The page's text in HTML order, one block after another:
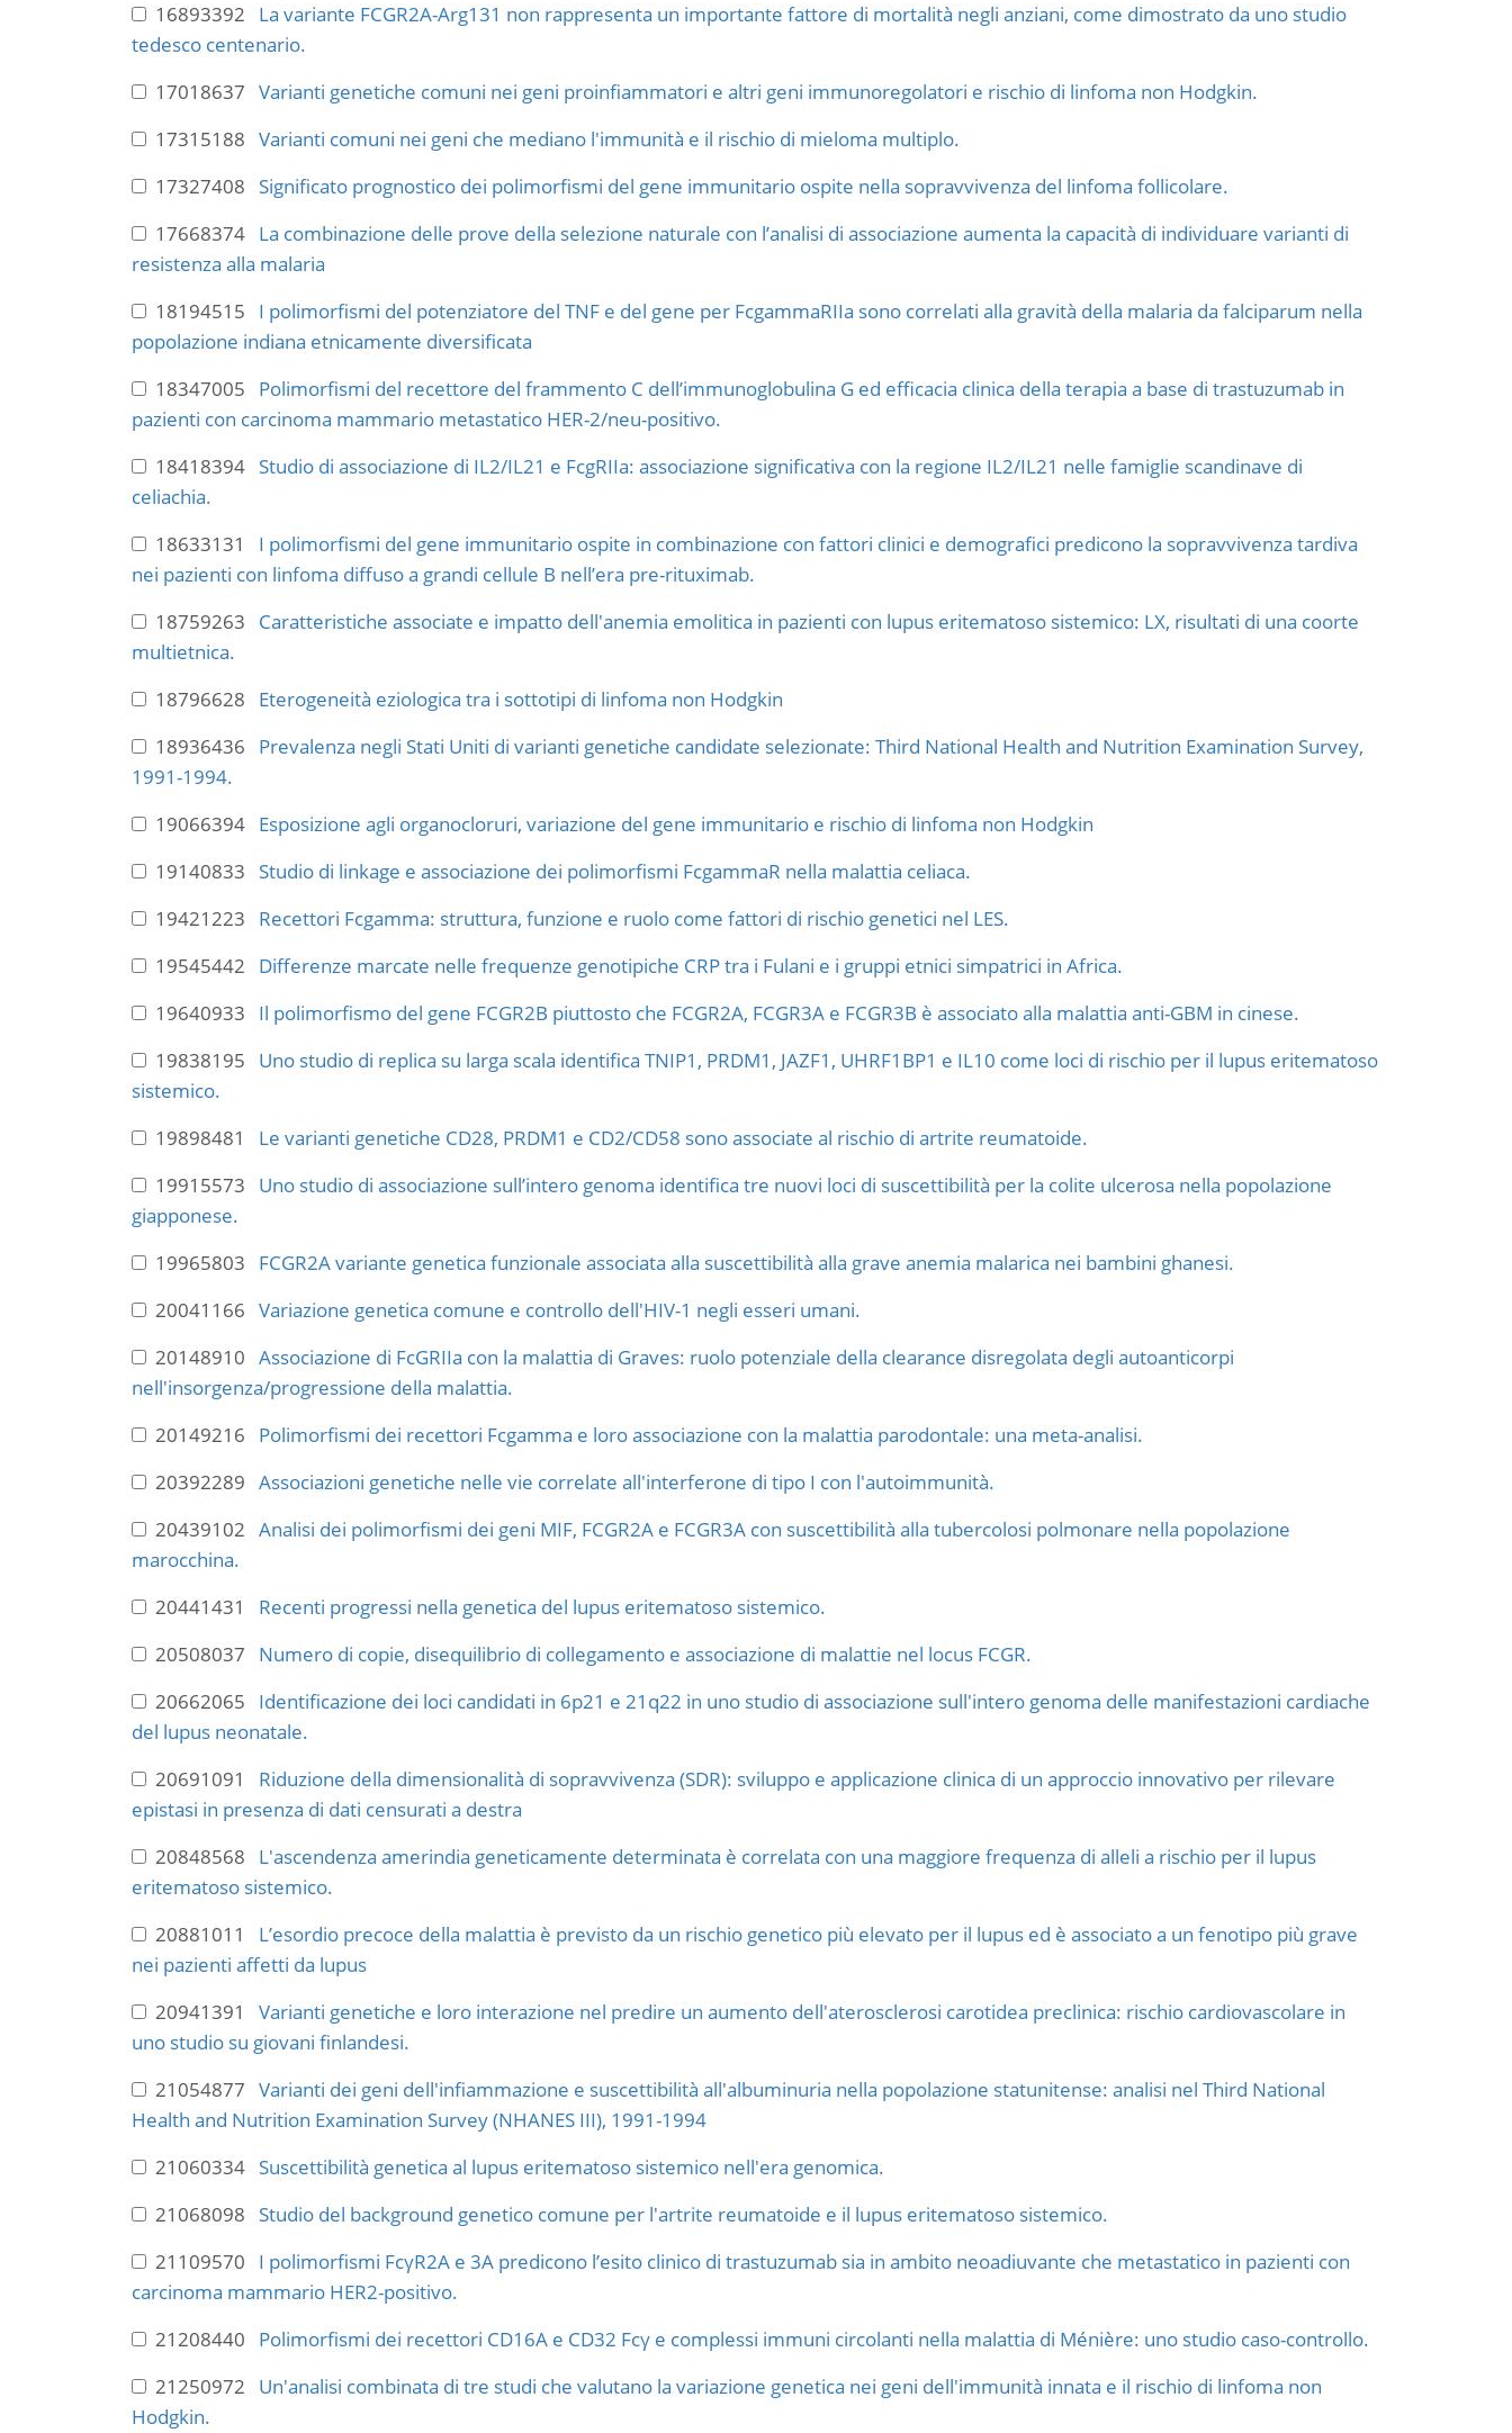
16893392 La variante FCGR2A-Arg131 non rappresenta un importante fattore di mortalità negli anziani, come dimostrato da uno studio
tedesco centenario.
17018637 Varianti genetiche comuni nei geni proinfiammatori e altri geni immunoregolatori e rischio di linfoma non Hodgkin.
17315188 Varianti comuni nei geni che mediano l'immunità e il rischio di mieloma multiplo.
17327408 Significato prognostico dei polimorfismi del gene immunitario ospite nella sopravvivenza del linfoma follicolare.
17668374 La combinazione delle prove della selezione naturale con l’analisi di associazione aumenta la capacità di individuare varianti di
resistenza alla malaria
18194515 I polimorfismi del potenziatore del TNF e del gene per FcgammaRIIa sono correlati alla gravità della malaria da falciparum nella
popolazione indiana etnicamente diversificata
18347005 Polimorfismi del recettore del frammento C dell’immunoglobulina G ed efficacia clinica della terapia a base di trastuzumab in
pazienti con carcinoma mammario metastatico HER-2/neu-positivo.
18418394 Studio di associazione di IL2/IL21 e FcgRIIa: associazione significativa con la regione IL2/IL21 nelle famiglie scandinave di
celiachia.
18633131 I polimorfismi del gene immunitario ospite in combinazione con fattori clinici e demografici predicono la sopravvivenza tardiva
nei pazienti con linfoma diffuso a grandi cellule B nell’era pre-rituximab.
18759263 Caratteristiche associate e impatto dell'anemia emolitica in pazienti con lupus eritematoso sistemico: LX, risultati di una coorte
multietnica.
18796628 Eterogeneità eziologica tra i sottotipi di linfoma non Hodgkin
18936436 Prevalenza negli Stati Uniti di varianti genetiche candidate selezionate: Third National Health and Nutrition Examination Survey,
1991-1994.
19066394 Esposizione agli organocloruri, variazione del gene immunitario e rischio di linfoma non Hodgkin
19140833 Studio di linkage e associazione dei polimorfismi FcgammaR nella malattia celiaca.
19421223 Recettori Fcgamma: struttura, funzione e ruolo come fattori di rischio genetici nel LES.
19545442 Differenze marcate nelle frequenze genotipiche CRP tra i Fulani e i gruppi etnici simpatrici in Africa.
19640933 Il polimorfismo del gene FCGR2B piuttosto che FCGR2A, FCGR3A e FCGR3B è associato alla malattia anti-GBM in cinese.
19838195 Uno studio di replica su larga scala identifica TNIP1, PRDM1, JAZF1, UHRF1BP1 e IL10 come loci di rischio per il lupus eritematoso
sistemico.
19898481 Le varianti genetiche CD28, PRDM1 e CD2/CD58 sono associate al rischio di artrite reumatoide.
19915573 Uno studio di associazione sull’intero genoma identifica tre nuovi loci di suscettibilità per la colite ulcerosa nella popolazione
giapponese.
19965803 FCGR2A variante genetica funzionale associata alla suscettibilità alla grave anemia malarica nei bambini ghanesi.
20041166 Variazione genetica comune e controllo dell'HIV-1 negli esseri umani.
20148910 Associazione di FcGRIIa con la malattia di Graves: ruolo potenziale della clearance disregolata degli autoanticorpi
nell'insorgenza/progressione della malattia.
20149216 Polimorfismi dei recettori Fcgamma e loro associazione con la malattia parodontale: una meta-analisi.
20392289 Associazioni genetiche nelle vie correlate all'interferone di tipo I con l'autoimmunità.
20439102 Analisi dei polimorfismi dei geni MIF, FCGR2A e FCGR3A con suscettibilità alla tubercolosi polmonare nella popolazione
marocchina.
20441431 Recenti progressi nella genetica del lupus eritematoso sistemico.
20508037 Numero di copie, disequilibrio di collegamento e associazione di malattie nel locus FCGR.
20662065 Identificazione dei loci candidati in 6p21 e 21q22 in uno studio di associazione sull'intero genoma delle manifestazioni cardiache
del lupus neonatale.
20691091 Riduzione della dimensionalità di sopravvivenza (SDR): sviluppo e applicazione clinica di un approccio innovativo per rilevare
epistasi in presenza di dati censurati a destra
20848568 L'ascendenza amerindia geneticamente determinata è correlata con una maggiore frequenza di alleli a rischio per il lupus
eritematoso sistemico.
20881011 L’esordio precoce della malattia è previsto da un rischio genetico più elevato per il lupus ed è associato a un fenotipo più grave
nei pazienti affetti da lupus
20941391 Varianti genetiche e loro interazione nel predire un aumento dell'aterosclerosi carotidea preclinica: rischio cardiovascolare in
uno studio su giovani finlandesi.
21054877 Varianti dei geni dell'infiammazione e suscettibilità all'albuminuria nella popolazione statunitense: analisi nel Third National
Health and Nutrition Examination Survey (NHANES III), 1991-1994
21060334 Suscettibilità genetica al lupus eritematoso sistemico nell'era genomica.
21068098 Studio del background genetico comune per l'artrite reumatoide e il lupus eritematoso sistemico.
21109570 I polimorfismi FcγR2A e 3A predicono l’esito clinico di trastuzumab sia in ambito neoadiuvante che metastatico in pazienti con
carcinoma mammario HER2-positivo.
21208440 Polimorfismi dei recettori CD16A e CD32 Fcγ e complessi immuni circolanti nella malattia di Ménière: uno studio caso-controllo.
21250972 Un'analisi combinata di tre studi che valutano la variazione genetica nei geni dell'immunità innata e il rischio di linfoma non
Hodgkin.